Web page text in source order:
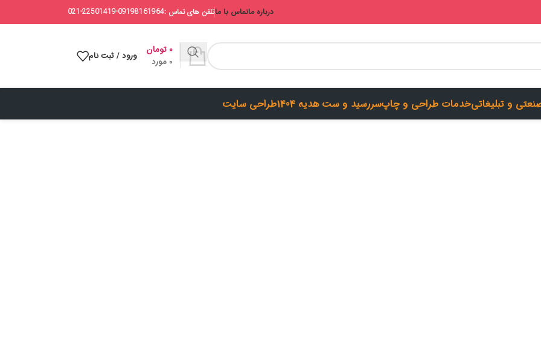
درباره ماتماس با ماتلفن های تماس :09198161964-22501419-021
0 مورد
۰ تومان ورود / ثبت نام
و تبلیغاتیخدمات طراحی و چاپسررسید و ست هدیه 1404 طراحی سایت